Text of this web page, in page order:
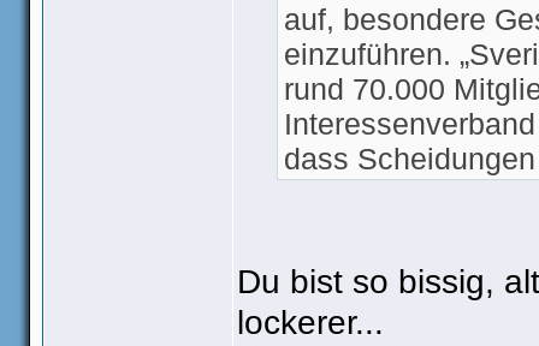
auf, besondere
einzuführen.
rund 70.000
dass
weiterhin
Aufgabe, die wir
sagte Mahmoud
Du bist so bissig,
lockerer...